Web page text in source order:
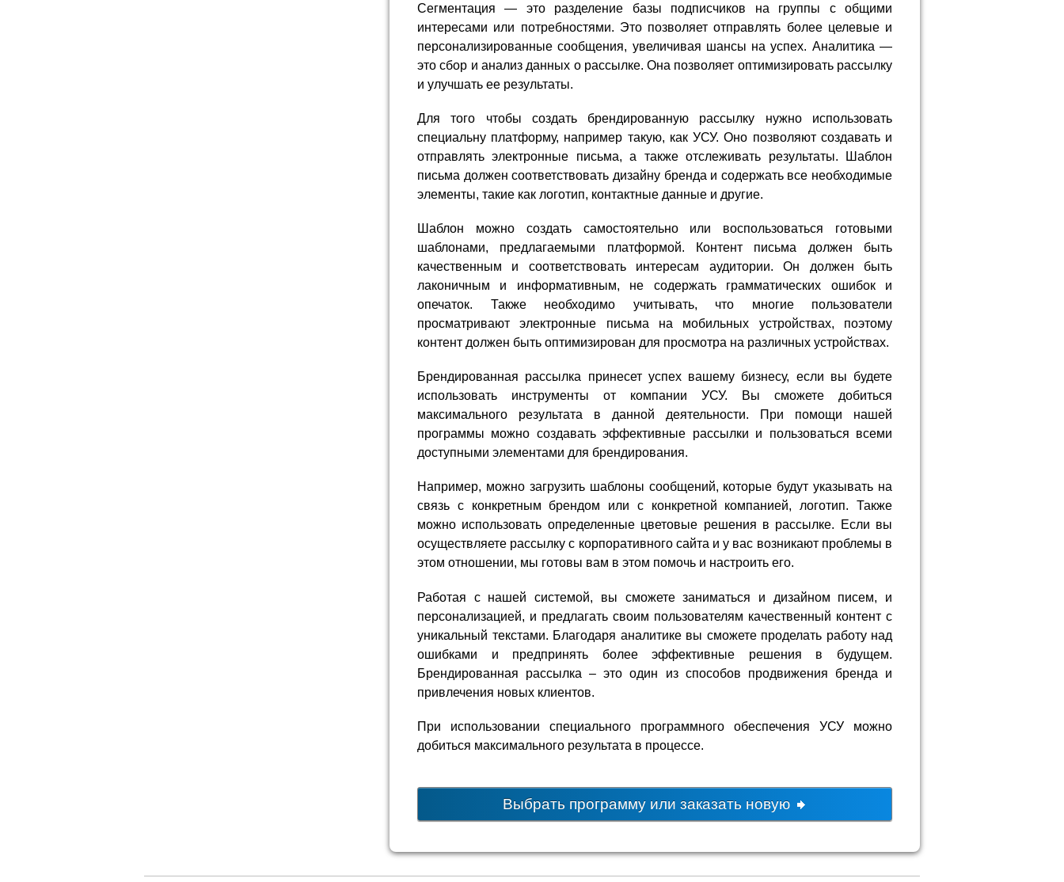
Сегментация — это разделение базы подписчиков на группы с общими
интересами или потребностями. Это позволяет отправлять более целевые и
персонализированные сообщения, увеличивая шансы на успех. Аналитика —
это сбор и анализ данных о рассылке. Она позволяет оптимизировать рассылку
и улучшать ее результаты.
Для того чтобы создать брендированную рассылку нужно использовать
специальну платформу, например такую, как УСУ. Оно позволяют создавать и
отправлять электронные письма, а также отслеживать результаты. Шаблон
письма должен соответствовать дизайну бренда и содержать все необходимые
элементы, такие как логотип, контактные данные и другие.
Шаблон можно создать самостоятельно или воспользоваться готовыми
шаблонами, предлагаемыми платформой. Контент письма должен быть
качественным и соответствовать интересам аудитории. Он должен быть
лаконичным и информативным, не содержать грамматических ошибок и
опечаток. Также необходимо учитывать, что многие пользователи
просматривают электронные письма на мобильных устройствах, поэтому
контент должен быть оптимизирован для просмотра на различных устройствах.
Брендированная рассылка принесет успех вашему бизнесу, если вы будете
использовать инструменты от компании УСУ. Вы сможете добиться
максимального результата в данной деятельности. При помощи нашей
программы можно создавать эффективные рассылки и пользоваться всеми
доступными элементами для брендирования.
Например, можно загрузить шаблоны сообщений, которые будут указывать на
связь с конкретным брендом или с конкретной компанией, логотип. Также
можно использовать определенные цветовые решения в рассылке. Если вы
осуществляете рассылку с корпоративного сайта и у вас возникают проблемы в
этом отношении, мы готовы вам в этом помочь и настроить его.
Работая с нашей системой, вы сможете заниматься и дизайном писем, и
персонализацией, и предлагать своим пользователям качественный контент с
уникальный текстами. Благодаря аналитике вы сможете проделать работу над
ошибками и предпринять более эффективные решения в будущем.
Брендированная рассылка – это один из способов продвижения бренда и
привлечения новых клиентов.
При использовании специального программного обеспечения УСУ можно
добиться максимального результата в процессе.
Выбрать программу или заказать новую